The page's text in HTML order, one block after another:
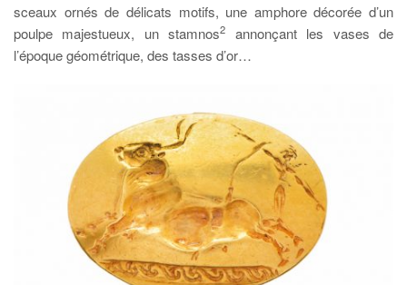
sceaux ornés de délicats motifs, une amphore décorée d’un
poulpe majestueux, un stamnos2
annonçant les vases de
l’époque géométrique, des tasses d’or…